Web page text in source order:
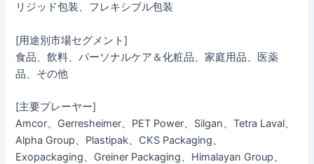
リジッド包装、フレキシブル包装
[用途別市場セグメント]
食品、飲料、パーソナルケア＆化粧品、家庭用品、医薬
品、その他
[主要プレーヤー]
Amcor、Gerresheimer、PET Power、Silgan、Tetra Laval、
Alpha Group、Plastipak、CKS Packaging、
Exopackaging、Greiner Packaging、Himalayan Group、